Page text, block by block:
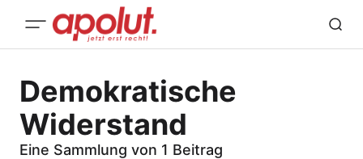
Demokratische
Widerstand
Eine Sammlung von 1 Beitrag